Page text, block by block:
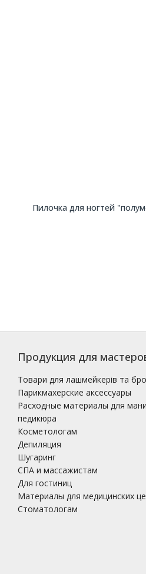
Пилочка для ногтей
Продукция для
Товари для лашмейкерів та
Парикмахерские аксессуары
Расходные материалы для
педикюра
Косметологам
Депиляция
Шугаринг
СПА и массажистам
Для гостиниц
Материалы для медицинских
Стоматологам